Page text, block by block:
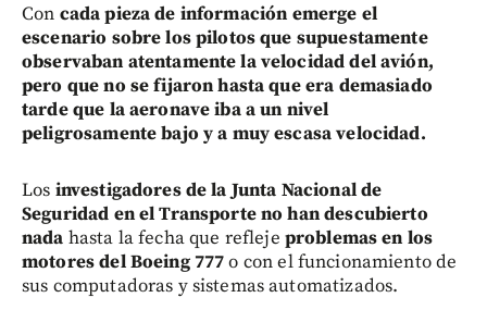
Con cada pieza de información emerge el
escenario sobre los pilotos que supuestamente
observaban atentamente la velocidad del avión,
pero que no se fijaron hasta que era demasiado
tarde que la aeronave iba a un nivel
peligrosamente bajo y a muy escasa velocidad.
Los investigadores de la Junta Nacional de
Seguridad en el Transporte no han descubierto
nada hasta la fecha que refleje problemas en los
motores del Boeing 777o con el funcionamiento de
sus computadoras y sistemas automatizados.